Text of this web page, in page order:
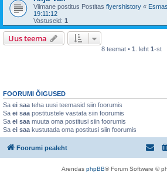
Viimane postitus Postitas flyershistory «
19:11:12
Vastuseid: 1
Uus teema
8 teemat • 1 . leht 1-st
FOORUMI ÕIGUSED
Sa ei saa teha uusi teemasid siin foorumis
Sa ei saa postitustele vastata siin foorumis
Sa ei saa muuta oma postitusi siin foorumis
Sa ei saa kustutada oma postitusi siin foorumis
Foorumi pealeht
Arendas phpBB® Forum Software ©